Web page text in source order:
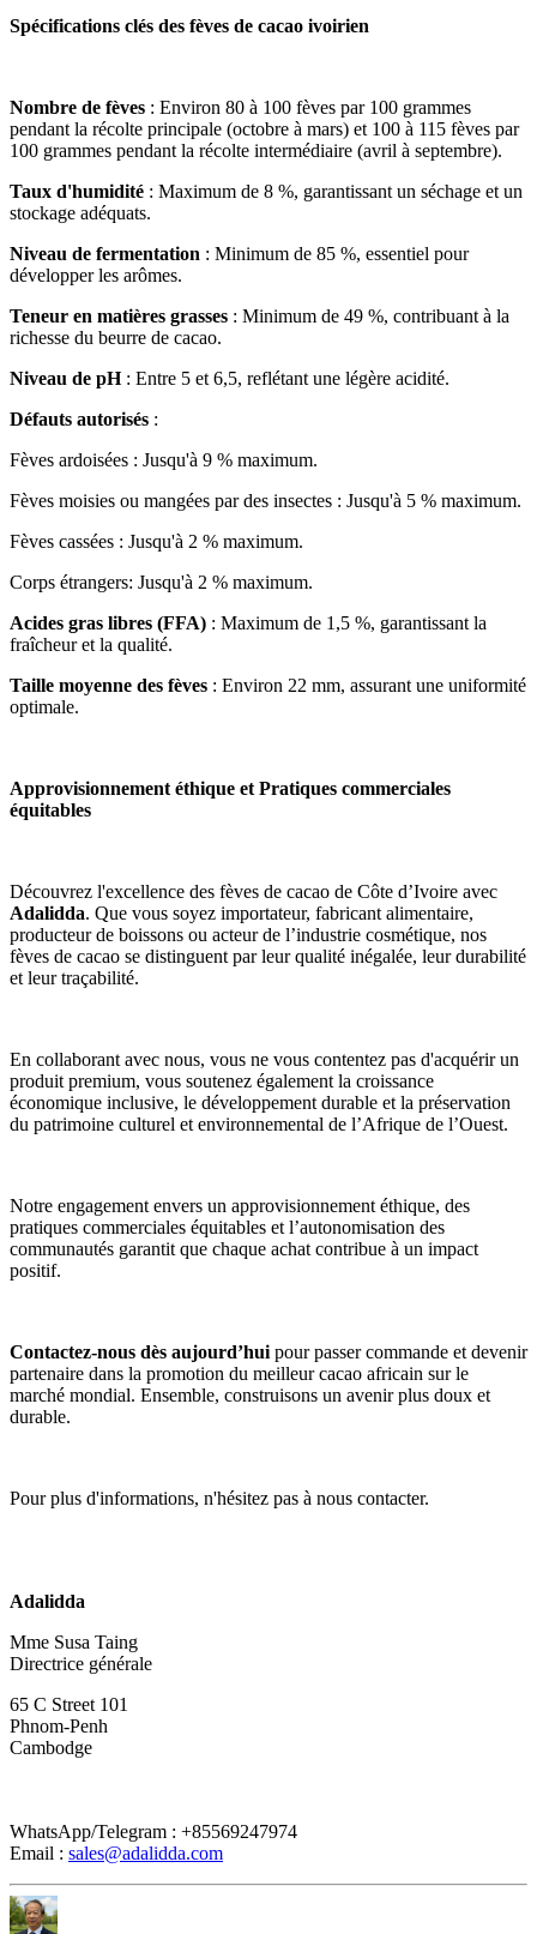
Spécifications clés des fèves de cacao ivoirien
Nombre de fèves : Environ 80 à 100 fèves par 100 grammes
pendant la récolte principale (octobre à mars) et 100 à 115 fèves par
100 grammes pendant la récolte intermédiaire (avril à septembre).
Taux d'humidité : Maximum de 8 %, garantissant un séchage et un
stockage adéquats.
Niveau de fermentation : Minimum de 85 %, essentiel pour
développer les arômes.
Teneur en matières grasses : Minimum de 49 %, contribuant à la
richesse du beurre de cacao.
Niveau de pH : Entre 5 et 6,5, reflétant une légère acidité.
Défauts autorisés :
Fèves ardoisées : Jusqu'à 9 % maximum.
Fèves moisies ou mangées par des insectes : Jusqu'à 5 % maximum.
Fèves cassées : Jusqu'à 2 % maximum.
Corps étrangers: Jusqu'à 2 % maximum.
Acides gras libres (FFA) : Maximum de 1,5 %, garantissant la
fraîcheur et la qualité.
Taille moyenne des fèves : Environ 22 mm, assurant une uniformité
optimale.
Approvisionnement éthique et Pratiques commerciales
équitables
Adalidda. Que vous soyez importateur, fabricant alimentaire,
producteur de boissons ou acteur de l’industrie cosmétique, nos
fèves de cacao se distinguent par leur qualité inégalée, leur durabilité
et leur traçabilité.
En collaborant avec nous, vous ne vous contentez pas d'acquérir un
produit premium, vous soutenez également la croissance
économique inclusive, le développement durable et la préservation
du patrimoine culturel et environnemental de l’Afrique de l’Ouest.
Notre engagement envers un approvisionnement éthique, des
pratiques commerciales équitables et l’autonomisation des
communautés garantit que chaque achat contribue à un impact
positif.
Contactez-nous dès aujourd’hui pour passer commande et devenir
partenaire dans la promotion du meilleur cacao africain sur le
marché mondial. Ensemble, construisons un avenir plus doux et
durable.
Pour plus d'informations, n'hésitez pas à nous contacter.
Adalidda
Mme Susa Taing
Directrice générale
65 C Street 101
Phnom-Penh
Cambodge
WhatsApp/Telegram : +85569247974
Email : sales@adalidda.com